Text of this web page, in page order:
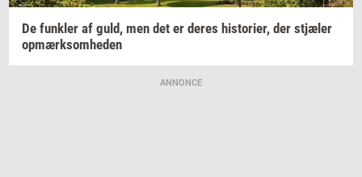
De funk­ler af guld, men det er deres hi­sto­ri­er, der stjæ­ler
op­mærk­som­he­den
ANNONCE